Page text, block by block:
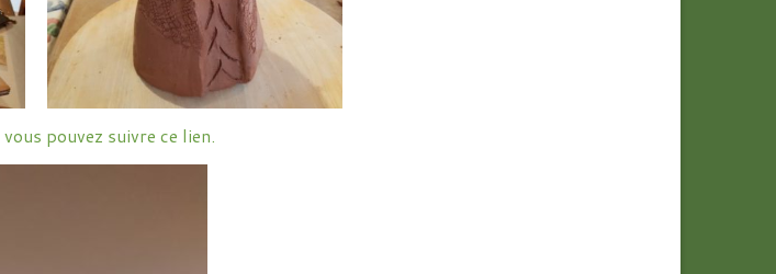
vous pouvez suivre ce lien.